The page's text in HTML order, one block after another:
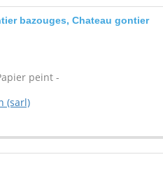
bazouges, Chateau gontier
peint -
(sarl)